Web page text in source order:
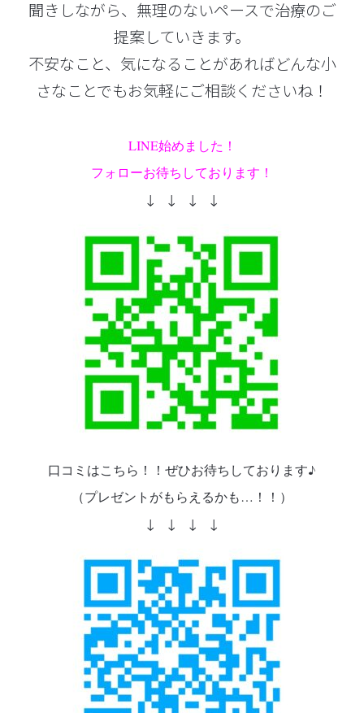
聞きしながら、無理のないペースで治療のご
提案していきます。
不安なこと、気になることがあればどんな小
さなことでもお気軽にご相談くださいね！
LINE始めました！
フォローお待ちしております！
↓ ↓ ↓ ↓
口コミはこちら！！ぜひお待ちしております♪
（プレゼントがもらえるかも…！！）
↓ ↓ ↓ ↓